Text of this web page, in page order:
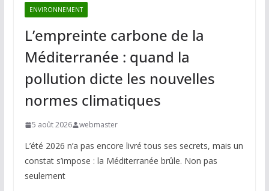
ENVIRONNEMENT
L’empreinte carbone de la
Méditerranée : quand la
pollution dicte les nouvelles
normes climatiques
5 août 2026 webmaster
L’été 2026 n’a pas encore livré tous ses secrets, mais un
constat s’impose : la Méditerranée brûle. Non pas
seulement